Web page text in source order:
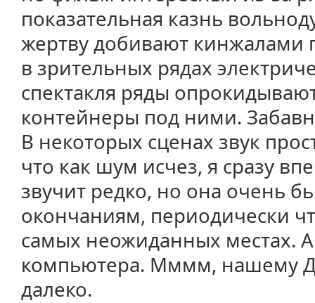
показательная казнь
жертву добивают кинжалами
в зрительных рядах
спектакля ряды
контейнеры под ними.
В некоторых сценах звук
что как шум исчез, я сразу
звучит редко, но она очень
окончаниям, периодически
самых неожиданных местах. А
компьютера. Мммм, нашему
далеко.